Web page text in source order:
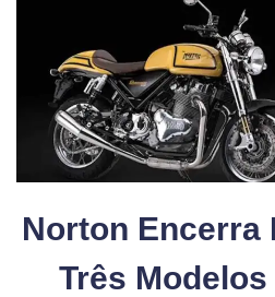
Norton Encerra
Três